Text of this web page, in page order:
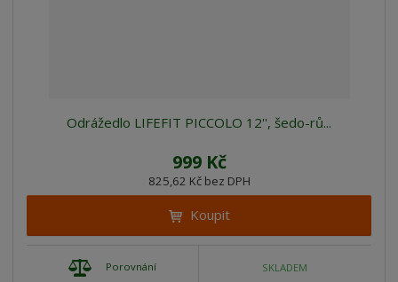
Odrážedlo LIFEFIT PICCOLO 12'', šedo-rů...
999 Kč
825,62 Kč bez DPH
Koupit
Porovnání SKLADEM